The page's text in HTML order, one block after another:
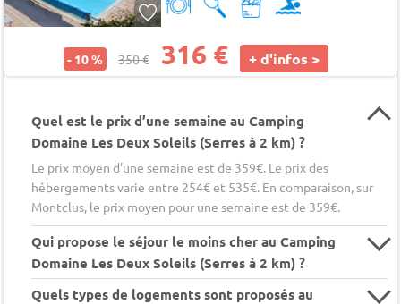
- 10 % 350 € 316 € + d'infos >
Quel est le prix d’une semaine au Camping
Domaine Les Deux Soleils (Serres à 2 km) ?
Le prix moyen d’une semaine est de 359€. Le prix des
hébergements varie entre 254€ et 535€. En comparaison, sur
Montclus, le prix moyen pour une semaine est de 359€.
Qui propose le séjour le moins cher au Camping
Domaine Les Deux Soleils (Serres à 2 km) ?
Quels types de logements sont proposés au